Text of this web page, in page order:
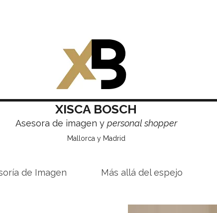
de Imagen Más allá del espejo
XISCA BOSCH
Asesora de imagen y personal shopper
Mallorca y Madrid